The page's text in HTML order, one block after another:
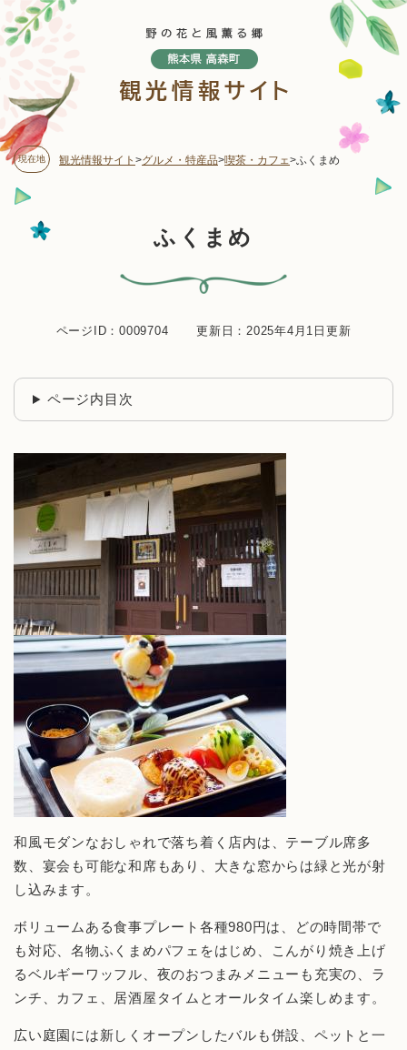
ー
ジ
頭
す
。 現在地 観光情報サイト >グルメ・特産品>喫茶・カフェ>ふくまめ
ふくまめ
ページID：0009704 更新日：2025年4月1日更新
ページ内目次
和風モダンなおしゃれで落ち着く店内は、テーブル席多
数、宴会も可能な和席もあり、大きな窓からは緑と光が射
し込みます。
ボリュームある食事プレート各種980円は、どの時間帯で
も対応、名物ふくまめパフェをはじめ、こんがり焼き上げ
るベルギーワッフル、夜のおつまみメニューも充実の、ラ
ンチ、カフェ、居酒屋タイムとオールタイム楽しめます。
広い庭園には新しくオープンしたバルも併設、ペットと一